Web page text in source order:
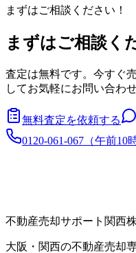
まずはご相談ください！
まずはご相談く
査定は無料です。今すぐ
してお気軽にお問い合わ
無料査定を依頼する
0120-061-067 （午前10
不動産売却サポート関西
大阪・関西の不動産売却